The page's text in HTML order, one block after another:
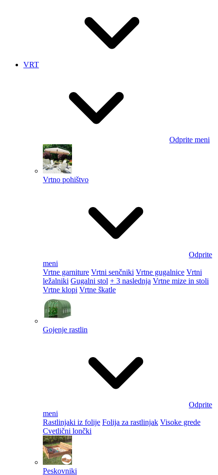
VRT
Odprite meni
Vrtno pohištvo
Odprite
meni
Vrtne garniture Vrtni senčniki Vrtne gugalnice Vrtni
ležalniki Gugalni stol + 3 naslednja Vrtne mize in stoli
Vrtne klopi Vrtne škatle
Gojenje rastlin
Odprite
meni
Rastlinjaki iz folije Folija za rastlinjak Visoke grede
Cvetlični lončki
Peskovniki